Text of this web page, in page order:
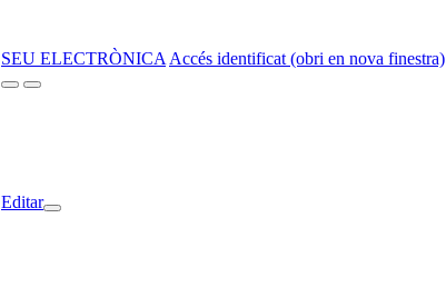
SEU ELECTRÒNICA Accés identificat (obri en nova finestra)
Editar